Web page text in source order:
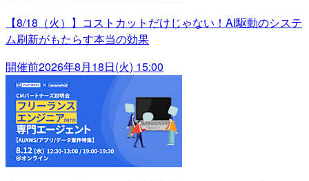
【8/18（火）】コストカットだけじゃない！AI駆動のシステ
ム刷新がもたらす本当の効果
開催前2026年8月18日(火) 15:00